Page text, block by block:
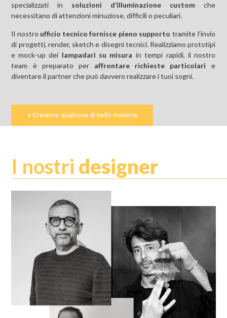
specializzati in soluzioni d’illuminazione custom che
necessitano di attenzioni minuziose, difficili o peculiari.
Il nostro ufficio tecnico fornisce pieno supporto tramite l’invio
di progetti, render, sketch e disegni tecnici. Realizziamo prototipi
e mock-up dei lampadari su misura in tempi rapidi, il nostro
team è preparato per affrontare richieste particolari e
diventare il partner che può davvero realizzare i tuoi sogni.
Creiamo qualcosa di bello insieme
I nostri designer